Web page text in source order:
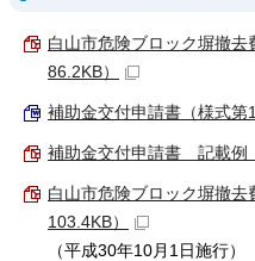
白山市危険ブロック塀撤
86.2KB）
補助金交付申請書（様式第
補助金交付申請書 記載例
白山市危険ブロック塀撤去
103.4KB）
（平成30年10月1日施行）